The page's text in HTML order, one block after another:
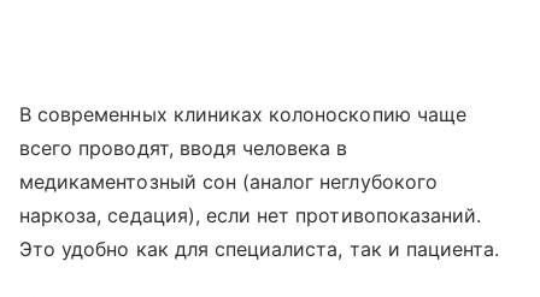
В современных клиниках колоноскопию чаще
всего проводят, вводя человека в
медикаментозный сон (аналог неглубокого
наркоза, седация), если нет противопоказаний.
Это удобно как для специалиста, так и пациента.